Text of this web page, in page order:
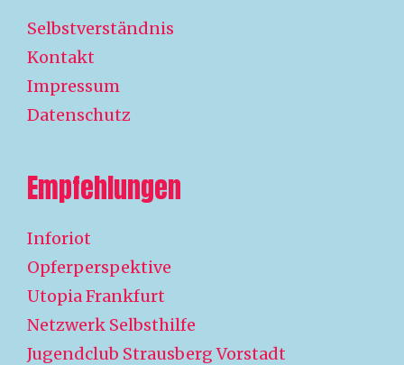
Selbstverständnis
Kontakt
Impressum
Datenschutz
Empfehlungen
Inforiot
Opferperspektive
Utopia Frankfurt
Netzwerk Selbsthilfe
Jugendclub Strausberg Vorstadt